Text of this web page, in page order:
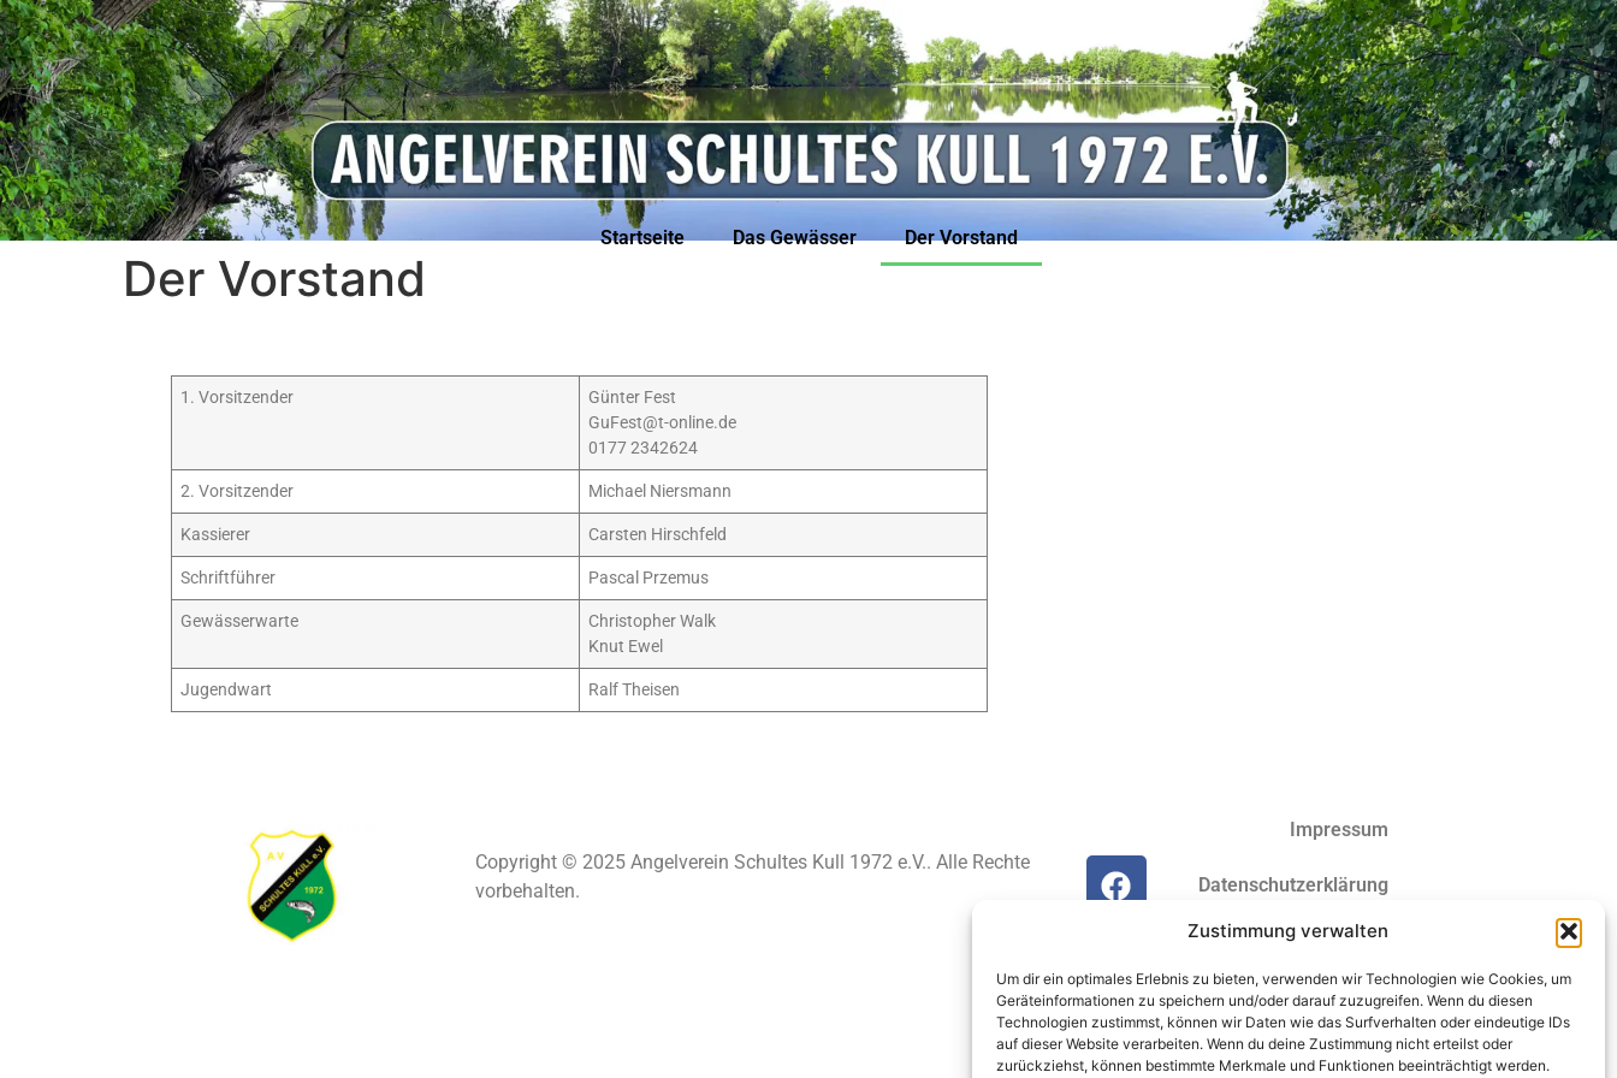
Zustimmung verwalten
Um dir ein optimales Erlebnis zu bieten, verwenden wir Technologien wie Cookies, um
Geräteinformationen zu speichern und/oder darauf zuzugreifen. Wenn du diesen
Technologien zustimmst, können wir Daten wie das Surfverhalten oder eindeutige IDs
auf dieser Website verarbeiten. Wenn du deine Zustimmung nicht erteilst oder
zurückziehst, können bestimmte Merkmale und Funktionen beeinträchtigt werden.
Startseite Das Gewässer Der Vorstand
Der Vorstand
1. Vorsitzender
Günter Fest
GuFest@t-online.de
0177 2342624
2. Vorsitzender Michael Niersmann
Kassierer Carsten Hirschfeld
Schriftführer Pascal Przemus
Gewässerwarte
Christopher Walk
Knut Ewel
Jugendwart Ralf Theisen
Copyright © 2025 Angelverein Schultes Kull 1972 e.V.. Alle Rechte
vorbehalten.
Impressum
Datenschutzerklärung
Cookie-Richtlinie (EU)